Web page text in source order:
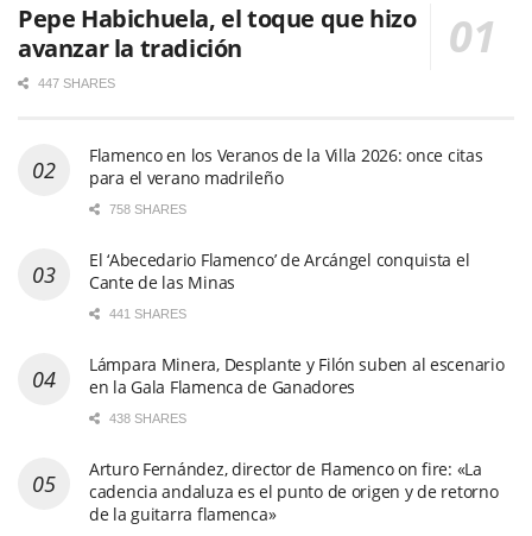
Pepe Habichuela, el toque que hizo
avanzar la tradición
447 SHARES
Flamenco en los Veranos de la Villa 2026: once citas
para el verano madrileño
758 SHARES
El ‘Abecedario Flamenco’ de Arcángel conquista el
Cante de las Minas
441 SHARES
Lámpara Minera, Desplante y Filón suben al escenario
en la Gala Flamenca de Ganadores
438 SHARES
Arturo Fernández, director de Flamenco on fire: «La
cadencia andaluza es el punto de origen y de retorno
de la guitarra flamenca»